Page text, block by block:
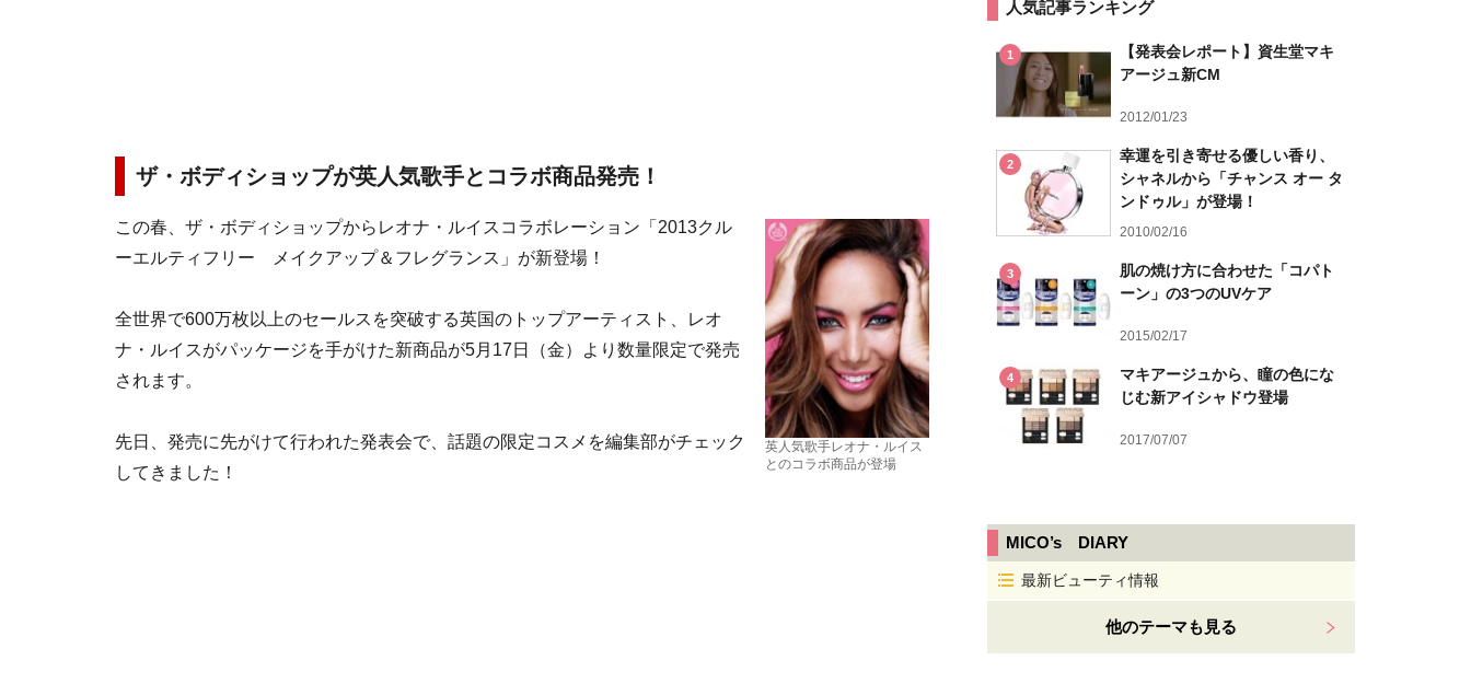
ザ・ボディショップが英人気歌手とコラボ商品発売！
英人気歌手レオナ・ルイス
とのコラボ商品が登場
この春、ザ・ボディショップからレオナ・ルイスコラボレーション「2013クル
ーエルティフリー メイクアップ＆フレグランス」が新登場！
全世界で600万枚以上のセールスを突破する英国のトップアーティスト、レオ
ナ・ルイスがパッケージを手がけた新商品が5月17日（金）より数量限定で発売
されます。
先日、発売に先がけて行われた発表会で、話題の限定コスメを編集部がチェック
してきました！
人気記事ランキング
1
【発表会レポート】資生堂マキ
アージュ新CM
2012/01/23
2
幸運を引き寄せる優しい香り、
シャネルから「チャンス オー タ
ンドゥル」が登場！
2010/02/16
3
肌の焼け方に合わせた「コパト
ーン」の3つのUVケア
2015/02/17
4
マキアージュから、瞳の色にな
じむ新アイシャドウ登場
2017/07/07
MICO’s DIARY
最新ビューティ情報
他のテーマも見る